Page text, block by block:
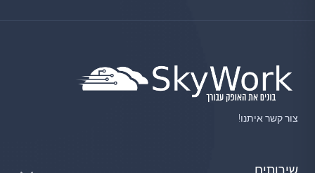
צור קשר איתנו!
שירותים